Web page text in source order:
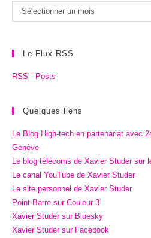
Les
archives
Sélectionner un mois
Le Flux RSS
RSS - Posts
Quelques liens
Le Blog High-tech en partenariat avec
Genève
Le blog télécoms de Xavier Studer sur
Le canal YouTube de Xavier Studer
Le site personnel de Xavier Studer
Point Barre sur Couleur 3
Xavier Studer sur Bluesky
Xavier Studer sur Facebook